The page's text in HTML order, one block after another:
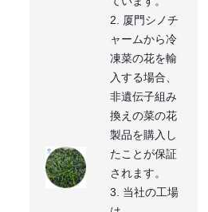
2. 厦門シノチ
ャームから冷
凍菜の花を輸
入する場合、
非遺伝子組み
換えの菜の花
製品を購入し
たことが保証
されます。
3. 当社の工場